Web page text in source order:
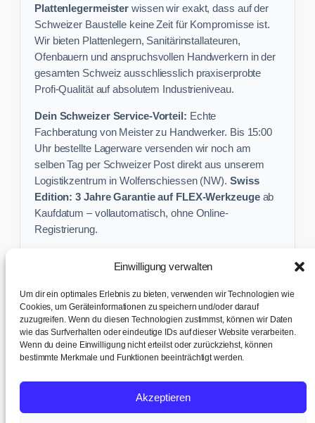
Einwilligung verwalten
Um dir ein optimales Erlebnis zu bieten, verwenden wir Technologien wie
Cookies, um Geräteinformationen zu speichern und/oder darauf
zuzugreifen. Wenn du diesen Technologien zustimmst, können wir Daten
wie das Surfverhalten oder eindeutige IDs auf dieser Website verarbeiten.
Wenn du deine Einwilligung nicht erteilst oder zurückziehst, können
bestimmte Merkmale und Funktionen beeinträchtigt werden.
Akzeptieren
Plattenlegermeister wissen wir exakt, dass auf der
Schweizer Baustelle keine Zeit für Kompromisse ist.
Wir bieten Plattenlegern, Sanitärinstallateuren,
Ofenbauern und anspruchsvollen Handwerkern in der
gesamten Schweiz ausschliesslich praxiserprobte
Profi-Qualität auf absolutem Industrieniveau.
Dein Schweizer Service-Vorteil: Echte
Fachberatung von Meister zu Handwerker. Bis 15:00
Uhr bestellte Lagerware versenden wir noch am
selben Tag per Schweizer Post direkt aus unserem
Logistikzentrum in Wolfenschiessen (NW). Swiss
Edition: 3 Jahre Garantie auf FLEX-Werkzeugeab
Kaufdatum – vollautomatisch, ohne Online-
Registrierung.
Sichere dir exklusive Angebote und praktische
Baustellen-Tipps direkt in dein Postfach.
✉ Zur Anmeldung
Versand & Abholung |Cookie-Richtlinie